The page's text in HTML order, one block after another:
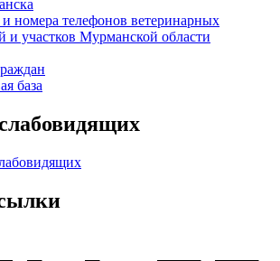
и номера телефонов ветеринарных
и участков Мурманской области
база